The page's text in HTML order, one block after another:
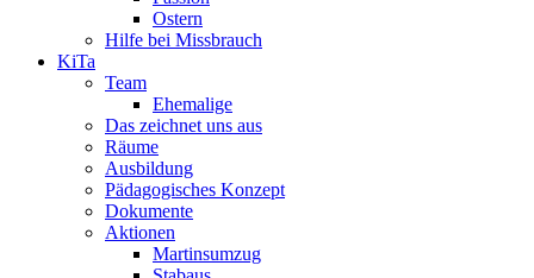
Ostern
Hilfe bei Missbrauch
KiTa
Team
Ehemalige
Das zeichnet uns aus
Räume
Ausbildung
Pädagogisches Konzept
Dokumente
Aktionen
Martinsumzug